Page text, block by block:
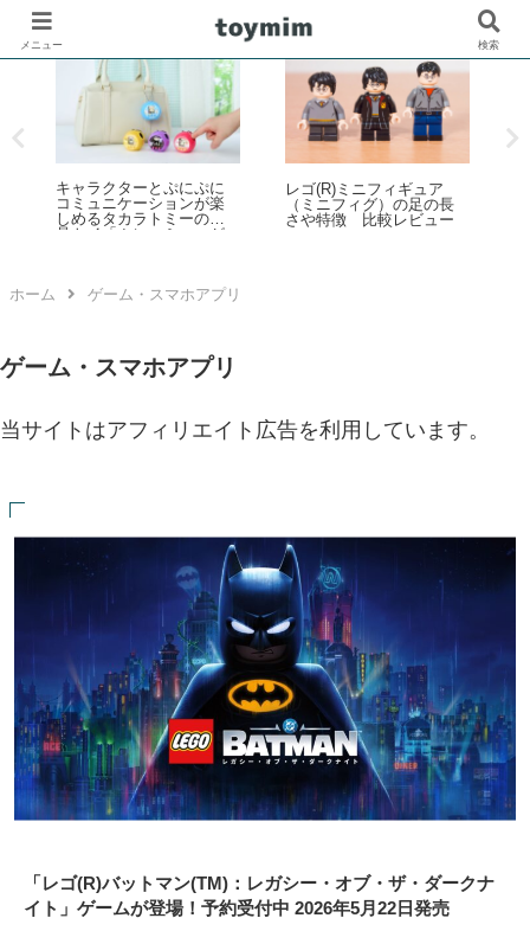
ビートルズやウォーホル
がアートパネルに！作っ
て飾れる大人の「レゴ(R)
アート」新登場
歴代レゴ(R)モジュラービ
ルディング 建物セット一
覧まとめ（2026年最新
ホーム ゲーム・スマホアプリ
ゲーム・スマホアプリ
当サイトはアフィリエイト広告を利用しています。
「レゴ(R)バットマン(TM)：レガシー・オブ・ザ・ダークナ
イト」ゲームが登場！予約受付中 2026年5月22日発売
メニュー 検索